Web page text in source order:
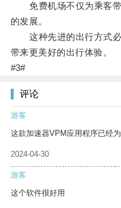
免费机场不仅为乘客带
的发展。
这种先进的出行方式必
带来更美好的出行体验。
#3#
评论
游客
这款加速器VPM应用程序已经
2024-04-30
游客
这个软件很好用